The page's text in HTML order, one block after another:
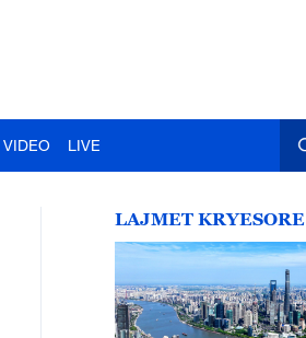
VIDEO LIVE
LAJMET KRYESORE